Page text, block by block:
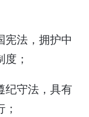
宪法，拥护中
；
纪守法，具有